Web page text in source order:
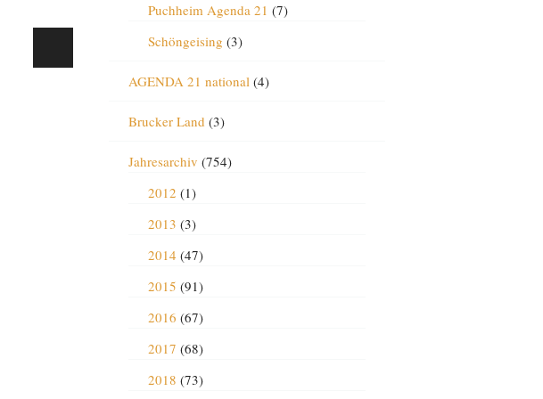
Puchheim Agenda 21 (7)
Schöngeising (3)
AGENDA 21 national(4)
Brucker Land (3)
Jahresarchiv (754)
2012 (1)
2013 (3)
2014 (47)
2015 (91)
2016 (67)
2017 (68)
2018 (73)